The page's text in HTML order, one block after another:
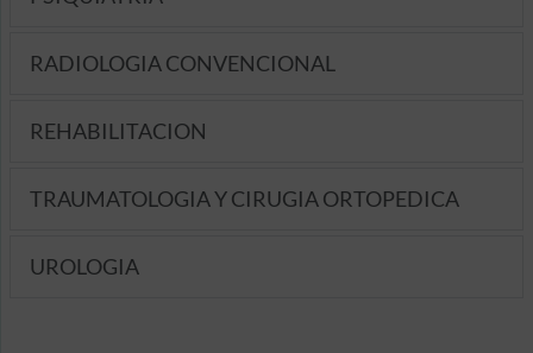
RADIOLOGIA CONVENCIONAL
REHABILITACION
TRAUMATOLOGIA Y CIRUGIA ORTOPEDICA
UROLOGIA